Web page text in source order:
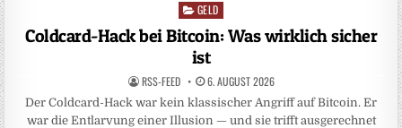
Posted
in
GELD
Coldcard-Hack bei Bitcoin: Was wirklich sicher
ist
RSS-FEED 6. AUGUST 2026
Der Coldcard-Hack war kein klassischer Angriff auf Bitcoin. Er
war die Entlarvung einer Illusion — und sie trifft ausgerechnet